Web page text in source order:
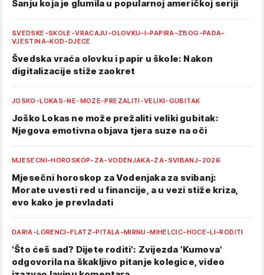
Sanju koja je glumila u popularnoj američkoj seriji
SVEDSKE-SKOLE-VRACAJU-OLOVKU-I-PAPIRA-ZBOG-PADA-
VJESTINA-KOD-DJECE
Švedska vraća olovku i papir u škole: Nakon
digitalizacije stiže zaokret
JOSKO-LOKAS-NE-MOZE-PREZALITI-VELIKI-GUBITAK
Joško Lokas ne može prežaliti veliki gubitak:
Njegova emotivna objava tjera suze na oči
MJESECNI-HOROSKOP-ZA-VODENJAKA-ZA-SVIBANJ-2026
Mjesečni horoskop za Vodenjaka za svibanj:
Morate uvesti red u financije, a u vezi stiže kriza,
evo kako je prevladati
DARIA-LORENCI-FLATZ-PITALA-MIRNU-MIHELCIC-HOCE-LI-RODITI
'Što ćeš sad? Dijete roditi': Zvijezda 'Kumova'
odgovorila na škakljivo pitanje kolegice, video